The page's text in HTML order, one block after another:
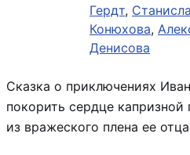
Гердт,
Конюхова,
Денисова
Сказка о приключениях
покорить сердце
из вражеского плена ее